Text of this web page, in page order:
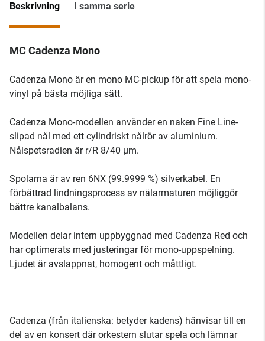
Beskrivning I samma serie
MC Cadenza Mono
Cadenza Mono är en mono MC-pickup för att spela mono-
vinyl på bästa möjliga sätt.
Cadenza Mono-modellen använder en naken Fine Line-
slipad nål med ett cylindriskt nålrör av aluminium.
Nålspetsradien är r/R 8/40 µm.
Spolarna är av ren 6NX (99.9999 %) silverkabel. En
förbättrad lindningsprocess av nålarmaturen möjliggör
bättre kanalbalans.
Modellen delar intern uppbyggnad med Cadenza Red och
har optimerats med justeringar för mono-uppspelning.
Ljudet är avslappnat, homogent och måttligt.
Cadenza (från italienska: betyder kadens) hänvisar till en
del av en konsert där orkestern slutar spela och lämnar